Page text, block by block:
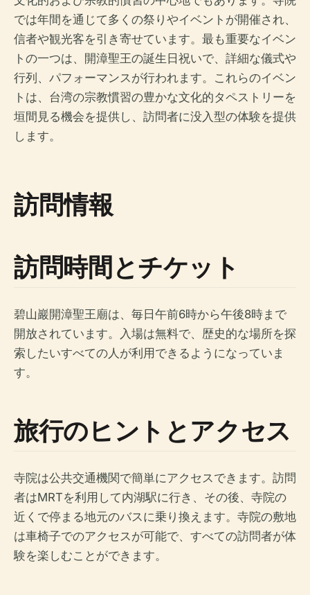
では年間を通じて多くの祭りやイベントが開催され、
信者や観光客を引き寄せています。最も重要なイベン
トの一つは、開漳聖王の誕生日祝いで、詳細な儀式や
行列、パフォーマンスが行われます。これらのイベン
トは、台湾の宗教慣習の豊かな文化的タペストリーを
垣間見る機会を提供し、訪問者に没入型の体験を提供
します。
訪問情報
訪問時間とチケット
碧山巖開漳聖王廟は、毎日午前6時から午後8時まで
開放されています。入場は無料で、歴史的な場所を探
索したいすべての人が利用できるようになっていま
す。
旅行のヒントとアクセス
寺院は公共交通機関で簡単にアクセスできます。訪問
者はMRTを利用して内湖駅に行き、その後、寺院の
近くで停まる地元のバスに乗り換えます。寺院の敷地
は車椅子でのアクセスが可能で、すべての訪問者が体
験を楽しむことができます。